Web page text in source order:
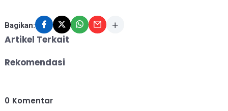
Bagikan:
Artikel Terkait
Rekomendasi
0 Komentar